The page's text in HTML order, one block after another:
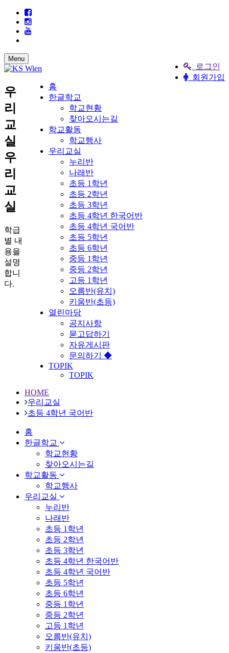
로그인
회원가입
Menu
홈
한글학교
학교현황
찾아오시는길
학교활동
학교행사
우리교실
누리반
나래반
초등 1학년
초등 2학년
초등 3학년
초등 4학년 한국어반
초등 4학년 국어반
초등 5학년
초등 6학년
중등 1학년
중등 2학년
고등 1학년
오름반(유치)
키움반(초등)
열린마당
공지사항
묻고답하기
자유게시판
문의하기 ◆
TOPIK
TOPIK
우
리
교
실
우
리
교
실
학급
별 내
용을
설명
합니
다.
HOME
우리교실
초등 4학년 국어반
홈
한글학교
학교현황
찾아오시는길
학교활동
학교행사
우리교실
누리반
나래반
초등 1학년
초등 2학년
초등 3학년
초등 4학년 한국어반
초등 4학년 국어반
초등 5학년
초등 6학년
중등 1학년
중등 2학년
고등 1학년
오름반(유치)
키움반(초등)